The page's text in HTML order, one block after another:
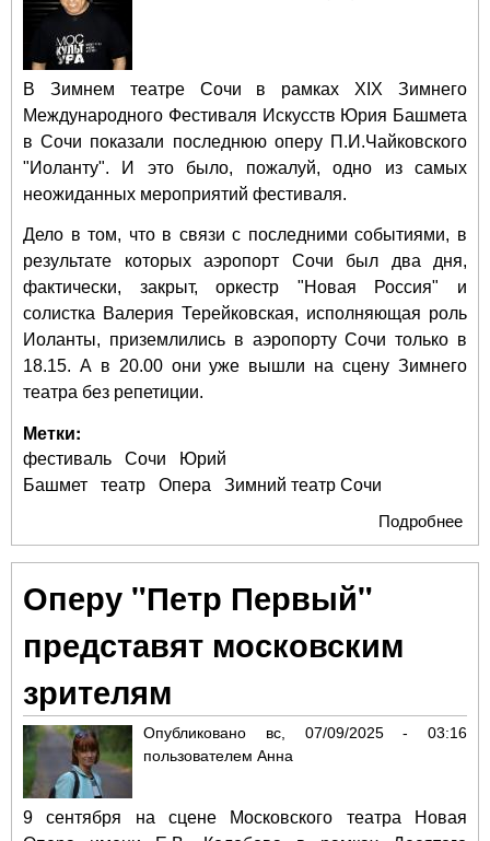
В Зимнем театре Сочи в рамках XIX Зимнего
Международного Фестиваля Искусств Юрия Башмета
в Сочи показали последнюю оперу П.И.Чайковского
"Иоланту". И это было, пожалуй, одно из самых
неожиданных мероприятий фестиваля.
Дело в том, что в связи с последними событиями, в
результате которых аэропорт Сочи был два дня,
фактически, закрыт, оркестр "Новая Россия" и
солистка Валерия Терейковская, исполняющая роль
Иоланты, приземлились в аэропорту Сочи только в
18.15. А в 20.00 они уже вышли на сцену Зимнего
театра без репетиции.
Метки:
фестиваль Сочи
Юрий
Башмет
театр Опера
Зимний театр Сочи
Подробнее
в
Оперу "Петр Первый"
представят московским
зрителям
Опубликовано вс, 07/09/2025 - 03:16
пользователем Анна
9 сентября на сцене Московского театра Новая